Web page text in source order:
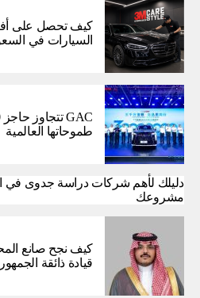
كيف تحصل على
السيارات في
طموحاتها العالمية
دليلك لأهم شركات دراسة جدوى في
مشروعك
كيف نجح صانع
قيادة ذائقة